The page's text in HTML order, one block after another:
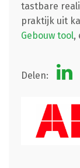
tastbare
praktijk uit
Gebouw tool,
Delen: